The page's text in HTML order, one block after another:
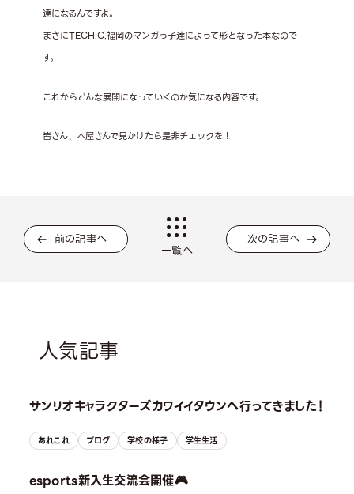
達になるんですよ。
まさにTECH.C.福岡のマンガっ子達によって形となった本なので
す。
これからどんな展開になっていくのか気になる内容です。
皆さん、本屋さんで見かけたら是非チェックを！
前の記事へ
一覧へ
次の記事へ
人気記事
サンリオキャラクターズカワイイタウンへ行ってきました！
あれこれ ブログ 学校の様子 学生生活
esports新入生交流会開催🎮